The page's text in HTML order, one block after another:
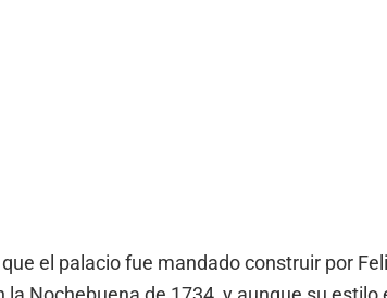
el palacio fue mandado construir por